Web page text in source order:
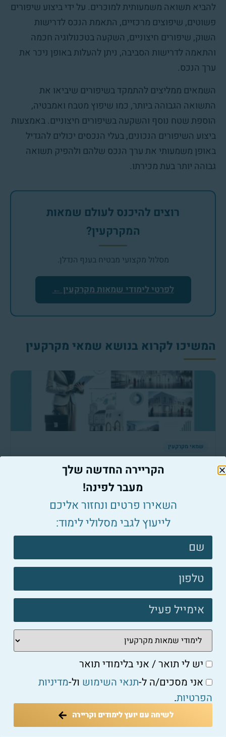
להביא תשואה משמעותית למוכרים. על ידי ביצוע שיפורים
פשוטים, שיפוצים מרכזיים, התאמת הנכס לדרישות
השוק, שיפורים חיצוניים, השקעה בטכנולוגיה חכמה
והתאמה לדרישות הסביבה, ניתן להעלות באופן ניכר את
ערך הנכס.
השמאים ממליצים להתמקד בשיפורים שיביאו את
התשואה הגבוהה ביותר, כמו שיפוץ מטבח ואמבטיה,
הוספת שטח נוסף והשקעה בשיפורים חיצוניים. באמצעות
ביצוע השיפורים הנכונים, בעלי הנכסים יכולים להגדיל
באופן משמעותי את ערך הנכס שלהם ולהפיק תשואה
גבוהה יותר בעת מכירתו.
רוצים להיכנס לעולם שמאות
המקרקעין?
מסלול מקצועי מבטיח בענף הנדלן.
לפרטי לימודי שמאות מקרקעין ←
המשיכו לקרוא בנושא שמאי מקרקעין
שמאי מקרקעין
שמאי מקרקעין
כיצד שמאות מקרקעין משפיעה על תהליך רכישת הדירה?
למאמר המלא ←
שמאי מקרקעין
פנקס שמאי המקרקעין: כמה שמאים רשומים בישראל ומה
הקריירה החדשה שלך
מעבר לפינה!
השאירו פרטים ונחזור אליכם
לייעוץ לגבי מסלולי לימוד:
צרו
קשר
פוטר
יש לי תואר / אני בלימודי תואר
אני מסכים/ה ל-תנאי השימוש ול-מדיניות
הפרטיות.
לשיחה עם יועץ לימודים וקריירה